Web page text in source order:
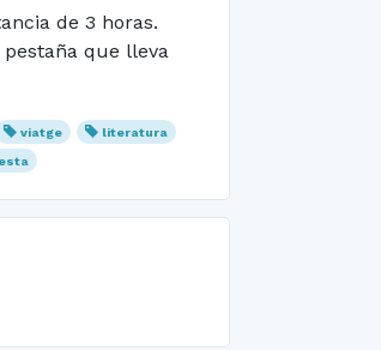
de 3 horas.
pestaña que lleva
viatge
literatura